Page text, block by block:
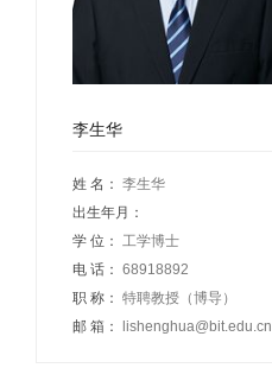
李生华
姓 名： 李生华
出生年月：
学 位： 工学博士
电 话： 68918892
职 称： 特聘教授（博导）
邮 箱：
lishenghua@bit.edu.cn